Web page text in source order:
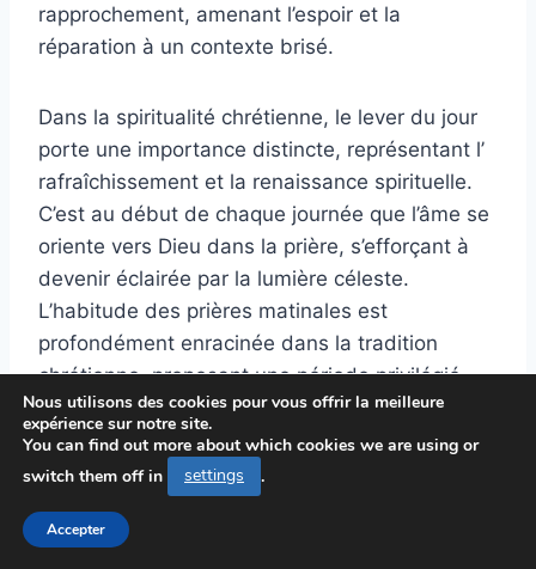
rapprochement, amenant l’espoir et la
réparation à un contexte brisé.
Dans la spiritualité chrétienne, le lever du jour
porte une importance distincte, représentant l’
rafraîchissement et la renaissance spirituelle.
C’est au début de chaque journée que l’âme se
oriente vers Dieu dans la prière, s’efforçant à
devenir éclairée par la lumière céleste.
L’habitude des prières matinales est
profondément enracinée dans la tradition
chrétienne, proposant une période privilégié
pour établir une connexion avec Dieu et se
préparer intérieurement aux défis de la journée
qui s’annonce.
À l’intérieur au sein de ces oraisons matinales
Nous utilisons des cookies pour vous offrir la meilleure
expérience sur notre site.
You can find out more about which cookies we are using or
switch them off in
settings .
Accepter